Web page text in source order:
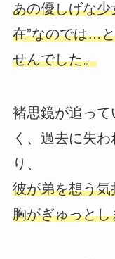
あの優しげな少
在”なのでは…
せんでした。
褚思鏡が追っ
く、過去に失
り、
彼が弟を想う
胸がぎゅっとし